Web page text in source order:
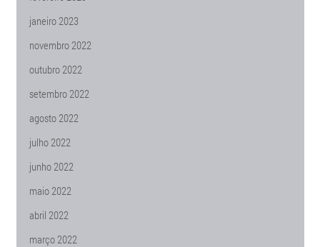
janeiro 2023
novembro 2022
outubro 2022
setembro 2022
agosto 2022
julho 2022
junho 2022
maio 2022
abril 2022
março 2022